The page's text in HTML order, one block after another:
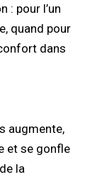
: pour l’un
quand pour
dans
augmente,
et se gonfle
la